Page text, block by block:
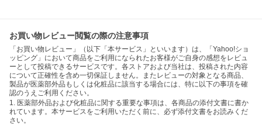
お買い物レビュー閲覧の際の注意事項
「お買い物レビュー」（以下「本サービス」といいます）は、「Yahoo!ショ
ッピング」において商品をご利用になられたお客様がご自身の感想をレビュ
ーとして投稿できるサービスです。各ストアおよび当社は、投稿された内容
について正確性を含め一切保証しません。またレビューの対象となる商品、
製品が医薬部外品もしくは化粧品に該当する場合には、特に以下の事項を確
認のうえご利用ください。
1. 医薬部外品および化粧品に関する重要な事項は、各商品の添付文書に書か
れています。本サービスをご利用いただく前に、必ず添付文書をお読みくだ
さい。